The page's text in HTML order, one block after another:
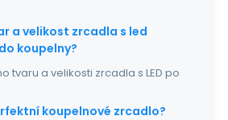
a velikost zrcadla s led
koupelny?
tvaru a velikosti zrcadla s LED po
koupelnové zrcadlo?